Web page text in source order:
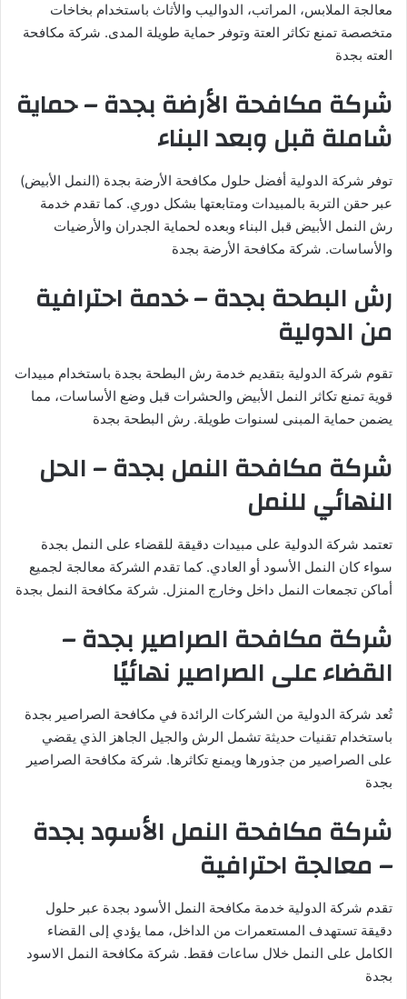
معالجة الملابس، المراتب، الدواليب والأثاث باستخدام بخاخات
متخصصة تمنع تكاثر العتة وتوفر حماية طويلة المدى. شركة مكافحة
العته بجدة
شركة مكافحة الأرضة بجدة – حماية
شاملة قبل وبعد البناء
توفر شركة الدولية أفضل حلول مكافحة الأرضة بجدة (النمل الأبيض)
عبر حقن التربة بالمبيدات ومتابعتها بشكل دوري. كما تقدم خدمة
رش النمل الأبيض قبل البناء وبعده لحماية الجدران والأرضيات
والأساسات. شركة مكافحة الأرضة بجدة
رش البطحة بجدة – خدمة احترافية
من الدولية
تقوم شركة الدولية بتقديم خدمة رش البطحة بجدة باستخدام مبيدات
قوية تمنع تكاثر النمل الأبيض والحشرات قبل وضع الأساسات، مما
يضمن حماية المبنى لسنوات طويلة. رش البطحة بجدة
شركة مكافحة النمل بجدة – الحل
النهائي للنمل
تعتمد شركة الدولية على مبيدات دقيقة للقضاء على النمل بجدة
سواء كان النمل الأسود أو العادي. كما تقدم الشركة معالجة لجميع
أماكن تجمعات النمل داخل وخارج المنزل. شركة مكافحة النمل بجدة
شركة مكافحة الصراصير بجدة –
القضاء على الصراصير نهائيًا
تُعد شركة الدولية من الشركات الرائدة في مكافحة الصراصير بجدة
باستخدام تقنيات حديثة تشمل الرش والجيل الجاهز الذي يقضي
على الصراصير من جذورها ويمنع تكاثرها. شركة مكافحة الصراصير
بجدة
شركة مكافحة النمل الأسود بجدة
– معالجة احترافية
تقدم شركة الدولية خدمة مكافحة النمل الأسود بجدة عبر حلول
دقيقة تستهدف المستعمرات من الداخل، مما يؤدي إلى القضاء
الكامل على النمل خلال ساعات فقط. شركة مكافحة النمل الاسود
بجدة